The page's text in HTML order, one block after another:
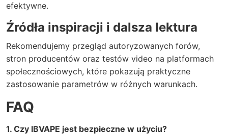
efektywne.
Źródła inspiracji i dalsza lektura
Rekomendujemy przegląd autoryzowanych forów,
stron producentów oraz testów video na platformach
społecznościowych, które pokazują praktyczne
zastosowanie parametrów w różnych warunkach.
FAQ
1. Czy IBVAPE jest bezpieczne w użyciu?